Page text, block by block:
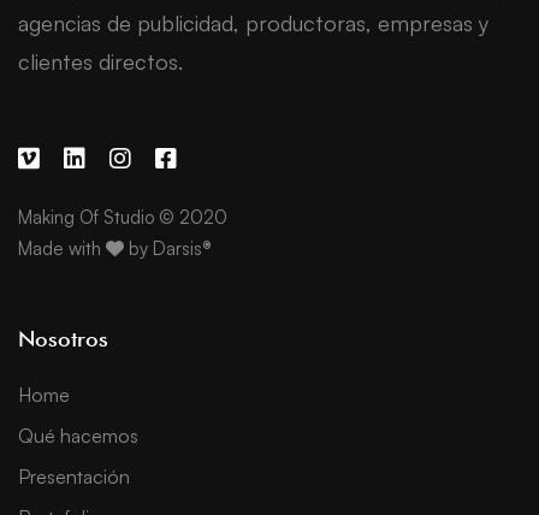
agencias de publicidad, productoras, empresas y
clientes directos.
Making Of Studio © 2020
Made with
by Darsis®
Nosotros
Home
Qué hacemos
Presentación